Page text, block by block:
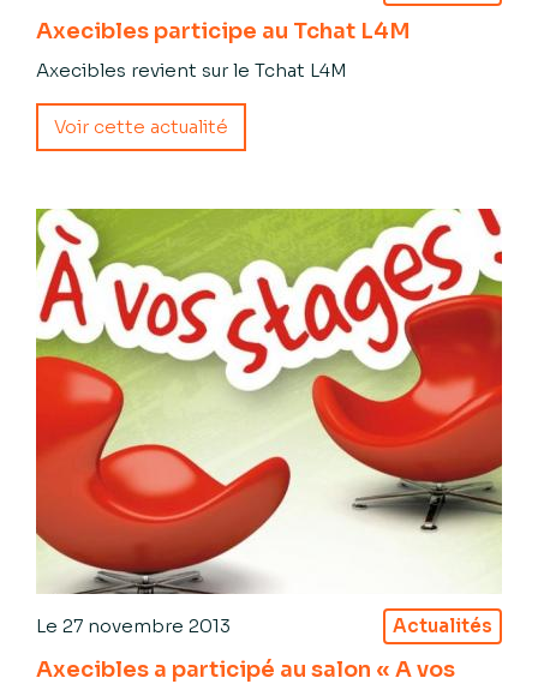
Axecibles participe au Tchat L4M
Axecibles revient sur le Tchat L4M
Voir cette actualité
Le 27 novembre 2013 Actualités
Axecibles a participé au salon « A vos